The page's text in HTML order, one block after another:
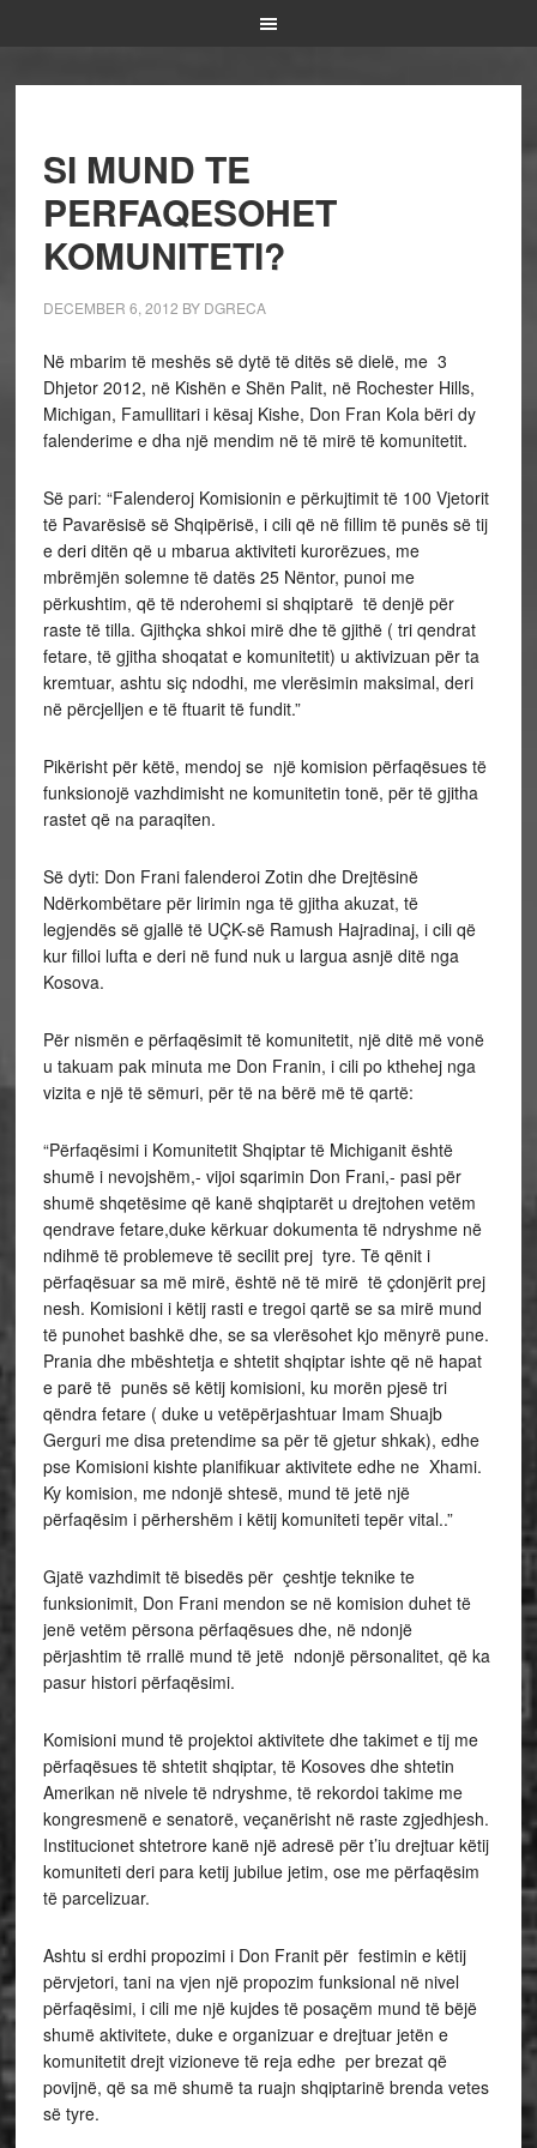
SI MUND TE
PERFAQESOHET
KOMUNITETI?
DECEMBER 6, 2012 BY DGRECA
Në mbarim të meshës së dytë të ditës së dielë, me 3
Dhjetor 2012, në Kishën e Shën Palit, në Rochester Hills,
Michigan, Famullitari i kësaj Kishe, Don Fran Kola bëri dy
falenderime e dha një mendim në të mirë të komunitetit.
Së pari: “Falenderoj Komisionin e përkujtimit të 100 Vjetorit
të Pavarësisë së Shqipërisë, i cili që në fillim të punës së tij
e deri ditën që u mbarua aktiviteti kurorëzues, me
mbrëmjën solemne të datës 25 Nëntor, punoi me
përkushtim, që të nderohemi si shqiptarë të denjë për
raste të tilla. Gjithçka shkoi mirë dhe të gjithë ( tri qendrat
fetare, të gjitha shoqatat e komunitetit) u aktivizuan për ta
kremtuar, ashtu siç ndodhi, me vlerësimin maksimal, deri
në përcjelljen e të ftuarit të fundit.”
Pikërisht për këtë, mendoj se një komision përfaqësues të
funksionojë vazhdimisht ne komunitetin tonë, për të gjitha
rastet që na paraqiten.
Së dyti: Don Frani falenderoi Zotin dhe Drejtësinë
Ndërkombëtare për lirimin nga të gjitha akuzat, të
legjendës së gjallë të UÇK-së Ramush Hajradinaj, i cili që
kur filloi lufta e deri në fund nuk u largua asnjë ditë nga
Kosova.
Për nismën e përfaqësimit të komunitetit, një ditë më vonë
u takuam pak minuta me Don Franin, i cili po kthehej nga
vizita e një të sëmuri, për të na bërë më të qartë:
“Përfaqësimi i Komunitetit Shqiptar të Michiganit është
shumë i nevojshëm,- vijoi sqarimin Don Frani,- pasi për
shumë shqetësime që kanë shqiptarët u drejtohen vetëm
qendrave fetare,duke kërkuar dokumenta të ndryshme në
ndihmë të problemeve të secilit prej tyre. Të qënit i
përfaqësuar sa më mirë, është në të mirë të çdonjërit prej
nesh. Komisioni i këtij rasti e tregoi qartë se sa mirë mund
të punohet bashkë dhe, se sa vlerësohet kjo mënyrë pune.
Prania dhe mbështetja e shtetit shqiptar ishte që në hapat
e parë të punës së këtij komisioni, ku morën pjesë tri
qëndra fetare ( duke u vetëpërjashtuar Imam Shuajb
Gerguri me disa pretendime sa për të gjetur shkak), edhe
pse Komisioni kishte planifikuar aktivitete edhe ne Xhami.
Ky komision, me ndonjë shtesë, mund të jetë një
përfaqësim i përhershëm i këtij komuniteti tepër vital..”
Gjatë vazhdimit të bisedës për çeshtje teknike te
funksionimit, Don Frani mendon se në komision duhet të
jenë vetëm përsona përfaqësues dhe, në ndonjë
përjashtim të rrallë mund të jetë ndonjë përsonalitet, që ka
pasur histori përfaqësimi.
Komisioni mund të projektoi aktivitete dhe takimet e tij me
përfaqësues të shtetit shqiptar, të Kosoves dhe shtetin
Amerikan në nivele të ndryshme, të rekordoi takime me
kongresmenë e senatorë, veçanërisht në raste zgjedhjesh.
Institucionet shtetrore kanë një adresë për t’iu drejtuar këtij
komuniteti deri para ketij jubilue jetim, ose me përfaqësim
të parcelizuar.
Ashtu si erdhi propozimi i Don Franit për festimin e këtij
përvjetori, tani na vjen një propozim funksional në nivel
përfaqësimi, i cili me një kujdes të posaçëm mund të bëjë
shumë aktivitete, duke e organizuar e drejtuar jetën e
komunitetit drejt vizioneve të reja edhe per brezat që
povijnë, që sa më shumë ta ruajn shqiptarinë brenda vetes
së tyre.